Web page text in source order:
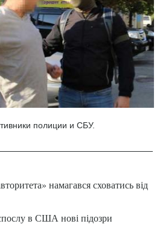
полиции и СБУ.
намагався сховатись від
в США нові підозри